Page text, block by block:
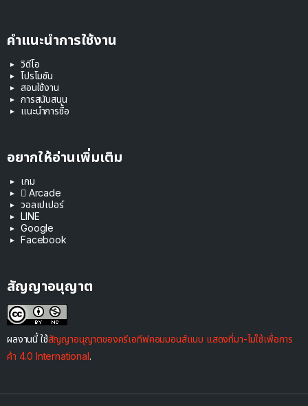
คำแนะนำการใช้งาน
วิดีโอ
โปรโมชัน
สอนใช้งาน
การสนับสนุน
แนะนำการซื้อ
อยากให้อ่านเพิ่มเติม
เกม
 Arcade
วอลเปเปอร์
LINE
Google
Facebook
สัญญาอนุญาต
ผลงานนี้ ใช้สัญญาอนุญาตของครีเอทีฟคอมมอนส์แบบ แสดงที่มา-ไม่ใช้เพื่อการ
ค้า 4.0 International.